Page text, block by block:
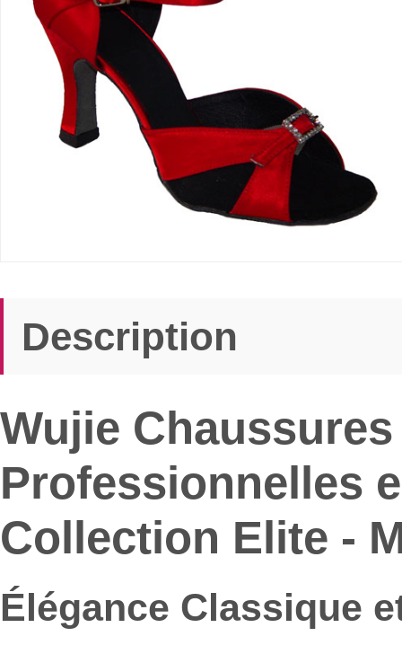
Description
Wujie
Professionnelles
Collection Elite -
Élégance Classique